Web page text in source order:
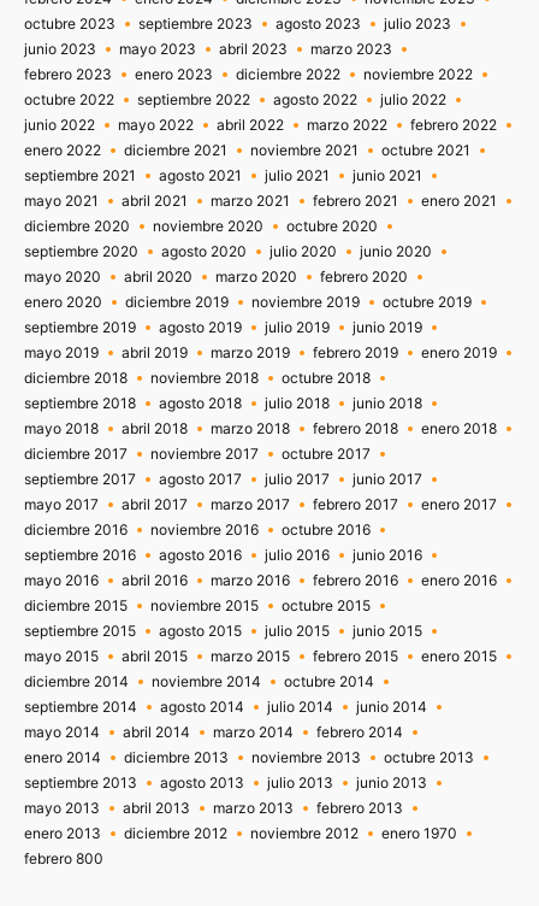
octubre 2023
septiembre 2023 agosto 2023
julio 2023
junio 2023
mayo 2023 abril 2023
marzo 2023
febrero 2023
enero 2023 diciembre 2022
noviembre 2022
octubre 2022
septiembre 2022 agosto 2022
julio 2022
junio 2022
mayo 2022 abril 2022 marzo 2022
febrero 2022
enero 2022
diciembre 2021 noviembre 2021
octubre 2021
septiembre 2021
agosto 2021 julio 2021
junio 2021
mayo 2021
abril 2021 marzo 2021 febrero 2021
enero 2021
diciembre 2020
noviembre 2020
octubre 2020
septiembre 2020
agosto 2020 julio 2020
junio 2020
mayo 2020
abril 2020 marzo 2020
febrero 2020
enero 2020
diciembre 2019 noviembre 2019
octubre 2019
septiembre 2019
agosto 2019 julio 2019
junio 2019
mayo 2019
abril 2019 marzo 2019 febrero 2019
enero 2019
diciembre 2018
noviembre 2018
octubre 2018
septiembre 2018
agosto 2018 julio 2018
junio 2018
mayo 2018
abril 2018 marzo 2018 febrero 2018
enero 2018
diciembre 2017
noviembre 2017
octubre 2017
septiembre 2017
agosto 2017 julio 2017
junio 2017
mayo 2017
abril 2017 marzo 2017 febrero 2017
enero 2017
diciembre 2016
noviembre 2016
octubre 2016
septiembre 2016
agosto 2016 julio 2016
junio 2016
mayo 2016
abril 2016 marzo 2016 febrero 2016
enero 2016
diciembre 2015
noviembre 2015
octubre 2015
septiembre 2015
agosto 2015 julio 2015
junio 2015
mayo 2015
abril 2015 marzo 2015 febrero 2015
enero 2015
diciembre 2014
noviembre 2014
octubre 2014
septiembre 2014
agosto 2014 julio 2014
junio 2014
mayo 2014
abril 2014 marzo 2014
febrero 2014
enero 2014
diciembre 2013 noviembre 2013
octubre 2013
septiembre 2013
agosto 2013 julio 2013
junio 2013
mayo 2013
abril 2013 marzo 2013
febrero 2013
enero 2013
diciembre 2012 noviembre 2012
enero 1970
febrero 800